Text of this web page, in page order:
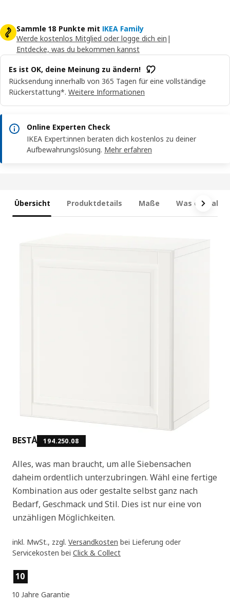
Sammle 18 Punkte mit IKEA Family
Werde kostenlos Mitglied oder logge dich ein |
Entdecke, was du bekommen kannst
Es ist OK, deine Meinung zu ändern!
Rücksendung innerhalb von 365 Tagen für eine vollständige
Rückerstattung*. Weitere Informationen
Online Experten Check
IKEA Expert:innen beraten dich kostenlos zu deiner
Aufbewahrungslösung. Mehr erfahren
Übersicht Produktdetails Maße Was
BESTÅ 194.250.08
Alles, was man braucht, um alle Siebensachen
daheim ordentlich unterzubringen. Wähl eine fertige
Kombination aus oder gestalte selbst ganz nach
Bedarf, Geschmack und Stil. Dies ist nur eine von
unzähligen Möglichkeiten.
inkl. MwSt., zzgl. Versandkosten bei Lieferung oder
Servicekosten bei Click & Collect
Produktmerkmale
10
10 Jahre Garantie